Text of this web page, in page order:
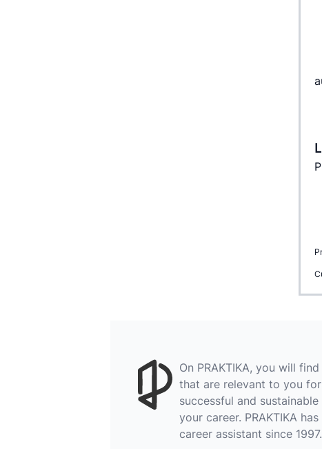
On PRAKTIKA, you will
that are relevant to you
successful and
your career. PRAKTIKA
career assistant since 1997.